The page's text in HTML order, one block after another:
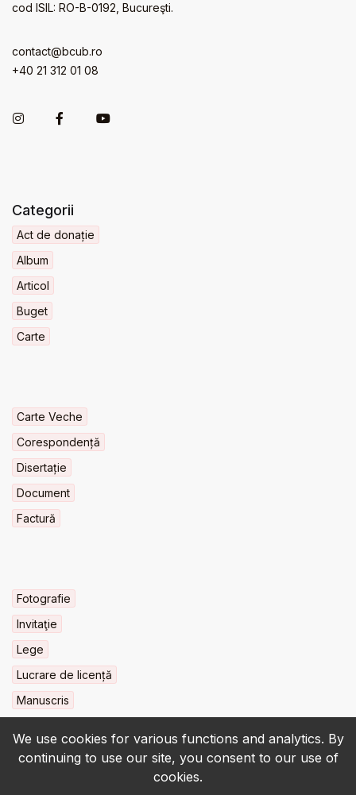
We use cookies for various functions and analytics. By
continuing to use our site, you consent to our use of
cookies.
cod ISIL: RO-B-0192, Bucureşti.
contact@bcub.ro
+40 21 312 01 08
Categorii
Act de donație
Album
Articol
Buget
Carte
Carte Veche
Corespondență
Disertație
Document
Factură
Fotografie
Invitaţie
Lege
Lucrare de licență
Manuscris